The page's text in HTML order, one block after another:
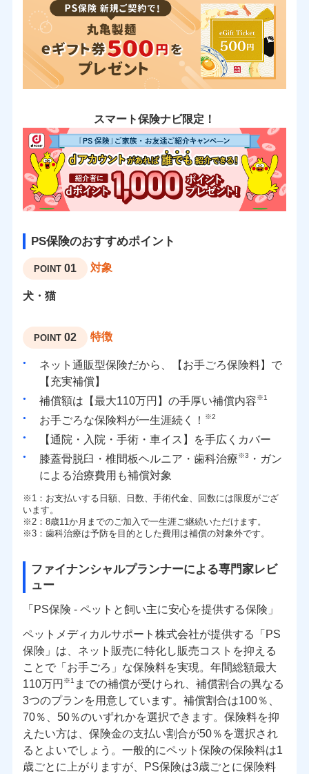
スマート保険ナビ限定！
PS保険のおすすめポイント
POINT 01 対象
犬・猫
POINT 02 特徴
ネット通販型保険だから、【お手ごろ保険料】で
【充実補償】
補償額は【最大110万円】の手厚い補償内容※1
お手ごろな保険料が一生涯続く！ ※2
【通院・入院・手術・車イス】を手広くカバー
膝蓋骨脱臼・椎間板ヘルニア・歯科治療※3
・ガン
による治療費用も補償対象
※1：お支払いする日額、日数、手術代金、回数には限度がござ
います。
※2：8歳11か月までのご加入で一生涯ご継続いただけます。
※3：歯科治療は予防を目的とした費用は補償の対象外です。
ファイナンシャルプランナーによる専門家レビ
ュー
「PS保険 - ペットと飼い主に安心を提供する保険」
ペットメディカルサポート株式会社が提供する「PS
保険」は、ネット販売に特化し販売コストを抑える
ことで「お手ごろ」な保険料を実現。年間総額最大
110万円 ※1 までの補償が受けられ、補償割合の異なる
3つのプランを用意しています。補償割合は100％、
70％、50％のいずれかを選択できます。保険料を抑
えたい方は、保険金の支払い割合が50％を選択され
るとよいでしょう。一般的にペット保険の保険料は1
歳ごとに上がりますが、PS保険は3歳ごとに保険料